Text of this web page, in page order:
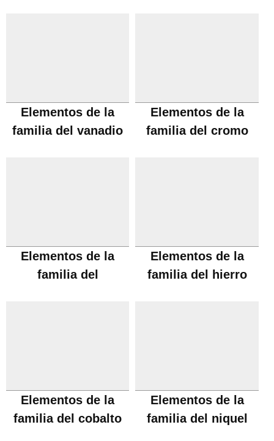
Elementos de la
familia del vanadio
Elementos de la
familia del cromo
Elementos de la
familia del
Elementos de la
familia del hierro
Elementos de la
familia del cobalto
Elementos de la
familia del niquel